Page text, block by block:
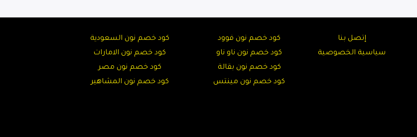
إتصل بنا
سياسية الخصوصية
كود خصم نون فوود
كود خصم نون ناو ناو
كود خصم نون بقالة
كود خصم نون مينتس
كود خصم نون السعودية
كود خصم نون الامارات
كود خصم نون مصر
كود خصم نون المشاهير